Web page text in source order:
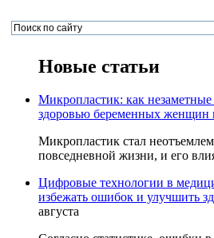
Новые статьи
Микропластик: как
здоровью беременных женщин
Микропластик стал
повседневной жизни, и его
Цифровые технологии в
избежать ошибок и улучшить
августа